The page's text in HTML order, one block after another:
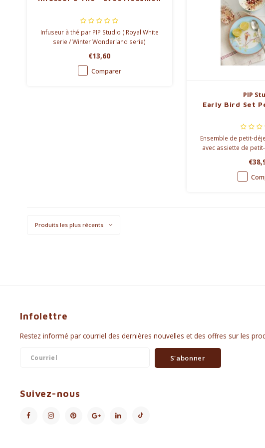
Infuseur à thé par PIP Studio ( Royal White
serie / Winter Wonderland serie)
€13,60
Comparer
PIP
Early Bird Set
Ensemble de petit-
avec assiette de
qualité et décorés de
exotiques. >
Produits les plus récents
Infolettre
Restez informé par courriel des dernières nouvelles et des offres sur les
S'abonner
Suivez-nous